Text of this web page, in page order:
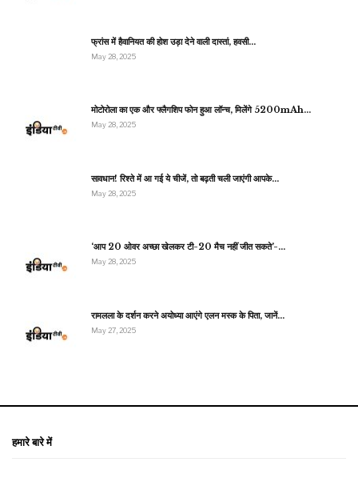
फ्रांस में हैवानियत की होश उड़ा देने वाली दास्तां, हवसी…
May 28, 2025
मोटोरोला का एक और फ्लैगशिप फोन हुआ लॉन्च, मिलेंगे 5200mAh…
May 28, 2025
सावधान! रिश्ते में आ गई ये चीजें, तो बढ़ती चली जाएंगी आपके…
May 28, 2025
‘आप 20 ओवर अच्छा खेलकर टी-20 मैच नहीं जीत सकते’-…
May 28, 2025
रामलला के दर्शन करने अयोध्या आएंगे एलन मस्क के पिता, जानें…
May 27, 2025
हमारे बारे में